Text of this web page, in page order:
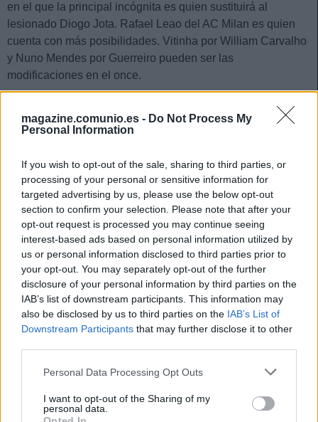
magazine.comunio.es - Do Not Process My
Personal Information
If you wish to opt-out of the sale, sharing to third parties, or
processing of your personal or sensitive information for
targeted advertising by us, please use the below opt-out
section to confirm your selection. Please note that after your
opt-out request is processed you may continue seeing
interest-based ads based on personal information utilized by
us or personal information disclosed to third parties prior to
your opt-out. You may separately opt-out of the further
disclosure of your personal information by third parties on the
IAB’s list of downstream participants. This information may
also be disclosed by us to third parties on the IAB’s List of
Downstream Participants that may further disclose it to other
Please note that this website/app uses one or more Google
not limited to your visit or usage behaviour. You may click to
grant or deny consent to Google and its third-party tags to
Personal Data Processing Opt Outs
I want to opt-out of the Sharing of my
personal data.
en el que la principal incógnita es quien sustituirá al
lesionado Diogo Jota. Rafael Leao del AC Milan es quien
cuenta con más posibilidades. Vitinha por William Carvalho
y Nuno Mendes por Guerreiro pueden ser las
modificaciones en el once.
La selección asiática es sobre el papel la más floja del
Min Son del Tottenham, quien llega al torneo un poco
renqueante tras fracturase el pómulo en la Premier y jugará
con una máscara protectora.